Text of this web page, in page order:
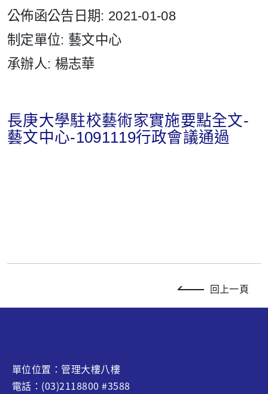
公佈函公告日期: 2021-01-08
制定單位: 藝文中心
承辦人: 楊志華
長庚大學駐校藝術家實施要點全文-
藝文中心-1091119行政會議通過
回上一頁
單位位置：管理大樓八樓
電話：(03)2118800 #3588